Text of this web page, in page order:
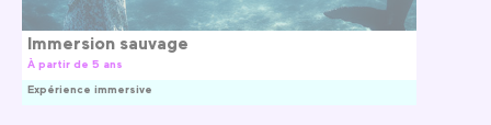
Immersion sauvage
À partir de 5 ans
Expérience immersive